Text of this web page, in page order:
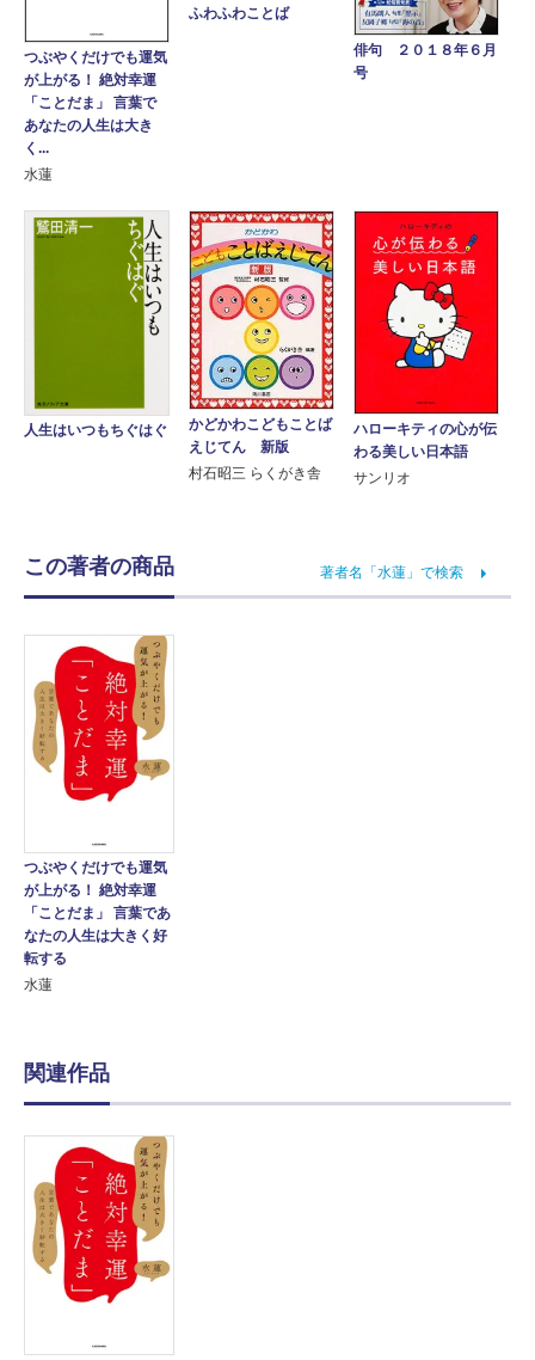
つぶやくだけでも運気
が上がる！ 絶対幸運
「ことだま」 言葉で
あなたの人生は大き
く...
水蓮
ふわふわことば
俳句 ２０１８年６月
号
人生はいつもちぐはぐ
かどかわこどもことば
えじてん 新版
村石昭三 らくがき舎
ハローキティの心が伝
わる美しい日本語
サンリオ
この著者の商品 著者名「水蓮」で検索
つぶやくだけでも運気
が上がる！ 絶対幸運
「ことだま」 言葉であ
なたの人生は大きく好
転する
水蓮
関連作品